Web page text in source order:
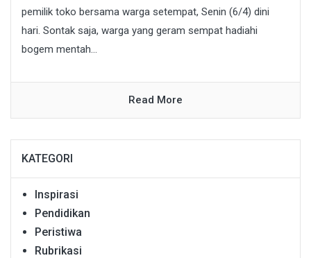
pemilik toko bersama warga setempat, Senin (6/4) dini
hari. Sontak saja, warga yang geram sempat hadiahi
bogem mentah...
Read More
KATEGORI
Inspirasi
Pendidikan
Peristiwa
Rubrikasi